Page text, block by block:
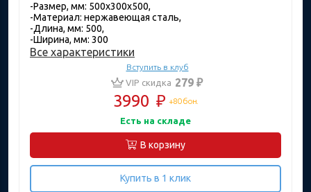
-Размер, мм: 500х300х500,
-Материал: нержавеющая сталь,
-Длина, мм: 500,
-Ширина, мм: 300
Все характеристики
Вступить в клуб
VIP скидка 279 ₽
3990 ₽ +80 бон.
Есть на складе
В корзину
Купить в 1 клик